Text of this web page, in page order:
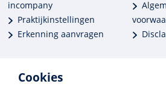
Cookies
incompany
Praktijkinstellingen
Erkenning aanvragen